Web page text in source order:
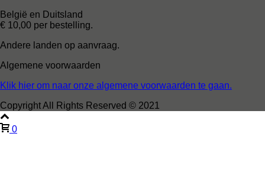
België en Duitsland
€ 10,00 per bestelling.
Andere landen op aanvraag.
Algemene voorwaarden
Klik hier om naar onze algemene voorwaarden te gaan.
Copyright All Rights Reserved © 2021
0